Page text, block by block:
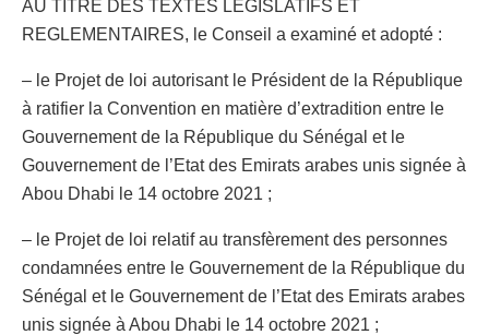
AU TITRE DES TEXTES LEGISLATIFS ET
REGLEMENTAIRES, le Conseil a examiné et adopté :
– le Projet de loi autorisant le Président de la République
à ratifier la Convention en matière d’extradition entre le
Gouvernement de la République du Sénégal et le
Gouvernement de l’Etat des Emirats arabes unis signée à
Abou Dhabi le 14 octobre 2021 ;
– le Projet de loi relatif au transfèrement des personnes
condamnées entre le Gouvernement de la République du
Sénégal et le Gouvernement de l’Etat des Emirats arabes
unis signée à Abou Dhabi le 14 octobre 2021 ;